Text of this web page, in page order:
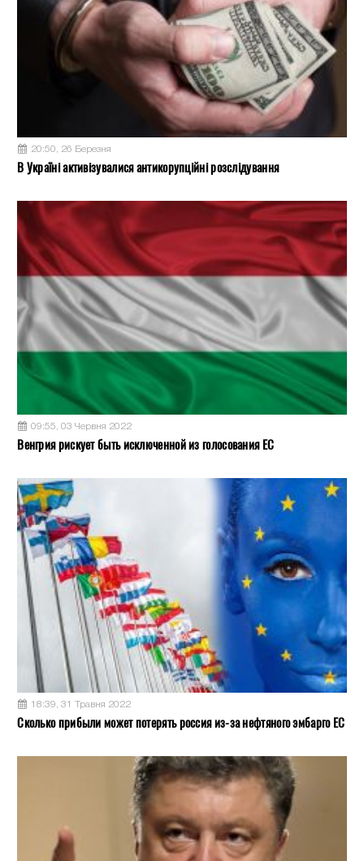
20:50, 26 Березня
В Україні активізувалися антикорупційні розслідування
09:55, 03 Червня 2022
Венгрия рискует быть исключенной из голосования ЕС
18:39, 31 Травня 2022
Сколько прибыли может потерять россия из-за нефтяного эмбарго ЕС